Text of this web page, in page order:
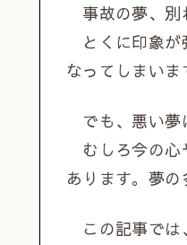
事故の夢、別
とくに印象が
なってしまいま
でも、悪い夢
むしろ今の心
あります。夢
この記事では